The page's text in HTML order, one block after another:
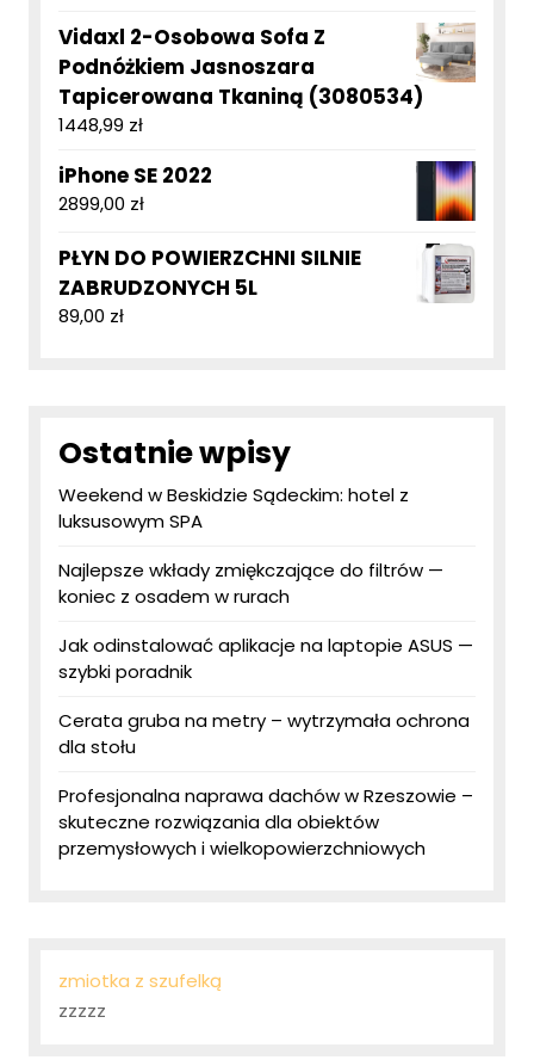
Vidaxl 2-Osobowa Sofa Z
Podnóżkiem Jasnoszara
Tapicerowana Tkaniną (3080534)
1448,99 zł
iPhone SE 2022
2899,00 zł
PŁYN DO POWIERZCHNI SILNIE
ZABRUDZONYCH 5L
89,00 zł
Ostatnie wpisy
Weekend w Beskidzie Sądeckim: hotel z
luksusowym SPA
Najlepsze wkłady zmiękczające do filtrów —
koniec z osadem w rurach
Jak odinstalować aplikacje na laptopie ASUS —
szybki poradnik
Cerata gruba na metry – wytrzymała ochrona
dla stołu
Profesjonalna naprawa dachów w Rzeszowie –
skuteczne rozwiązania dla obiektów
przemysłowych i wielkopowierzchniowych
zmiotka z szufelką
zzzzz